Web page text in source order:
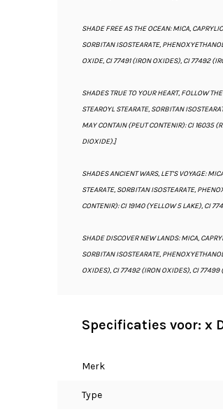
SHADE FREE AS THE OCEAN: MICA,
SORBITAN ISOSTEARATE,
OXIDE, CI 77491 (IRON OXIDES), CI 77492
SHADES TRUE TO YOUR HEART, FOLLOW
STEAROYL STEARATE, SORBITAN
MAY CONTAIN (PEUT CONTENIR): CI 16035
DIOXIDE).]
SHADES ANCIENT WARS, LET’S VOYAGE:
STEARATE, SORBITAN ISOSTEARATE,
CONTENIR): CI 19140 (YELLOW 5 LAKE), CI
SHADE DISCOVER NEW LANDS: MICA,
SORBITAN ISOSTEARATE,
OXIDES), CI 77492 (IRON OXIDES), CI
Specificaties voor: x
Merk
Type